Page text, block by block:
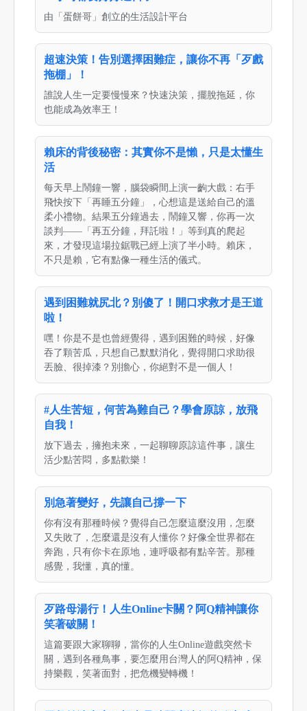
由「蛋餅哥」創立的生活設計平台
超速決策！告別選擇困難症，讓你不再「歹戲
拖棚」！
誰說人生一定要慢慢來？快速決策，擺脫拖延，你
也能成為效率王！
賴床的背後秘密：其實你不是懶，只是太懂生
活
每天早上鬧鐘一響，腦袋瞬間上演一齣大戲：右手
飛快按下「再睡五分鐘」，心想這是送給自己的溫
柔小禮物。結果五分鐘過去，鬧鐘又響，你再一次
談判——「再五分鐘，拜託啦！」等到真的爬起
來，才發現這場拉鋸戰已經上演了半小時。賴床，
不只是賴，它有點像一種生活的儀式。
遇到困難就尻北？別傻了！開口求救才是王道
啦！
嘿！你是不是也曾經覺得，遇到困難的時候，好像
吞了顆苦瓜，只想自己默默消化，覺得開口求助很
丟臉、很掉漆？別擔心，你絕對不是一個人！
#人生苦短，何苦為難自己？學會原諒，放飛
自我！
放下過去，擁抱未來，一起聊聊原諒這件事，讓生
活少點苦悶，多點歡樂！
別急著變好，先讓自己撐一下
你有沒有那種時候？覺得自己怎麼這麼沒用，怎麼
又失敗了，怎麼還是沒有人懂你？好像全世界都在
奔跑，只有你卡在原地，連呼吸都有點辛苦。那種
感覺，我懂，真的懂。
歹路母湯行！人生Online卡關？阿Q精神讓你
笑著破關！
這篇要跟大家聊聊，當你的人生Online遊戲突然卡
關，遇到各種鳥事，要怎麼用台灣人的阿Q精神，保
持樂觀，笑著面對，把危機變轉機！